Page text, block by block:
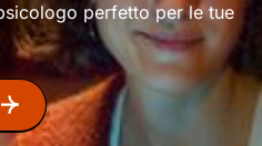
perfetto per le tue